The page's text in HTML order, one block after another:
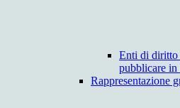
Enti di diritto
pubblicare in
Rappresentazione